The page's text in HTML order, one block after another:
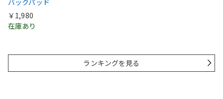
￥1,980
在庫あり
ランキングを見る